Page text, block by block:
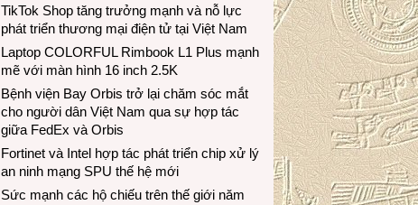
TikTok Shop tăng trưởng mạnh và nỗ lực
phát triển thương mại điện tử tại Việt Nam
Laptop COLORFUL Rimbook L1 Plus mạnh
mẽ với màn hình 16 inch 2.5K
Bệnh viện Bay Orbis trở lại chăm sóc mắt
cho người dân Việt Nam qua sự hợp tác
giữa FedEx và Orbis
Fortinet và Intel hợp tác phát triển chip xử lý
an ninh mạng SPU thế hệ mới
Sức mạnh các hộ chiếu trên thế giới năm